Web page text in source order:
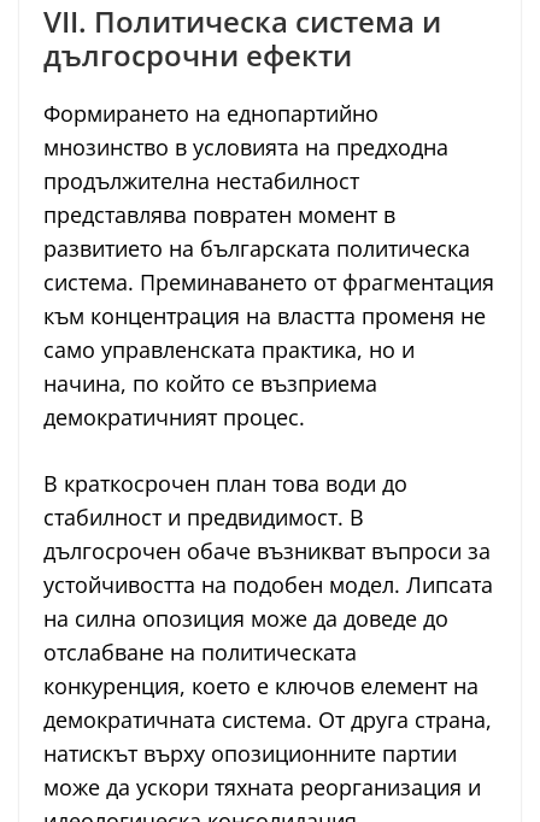
VII. Политическа система и
дългосрочни ефекти
Формирането на еднопартийно
мнозинство в условията на предходна
продължителна нестабилност
представлява повратен момент в
развитието на българската политическа
система. Преминаването от фрагментация
към концентрация на властта променя не
само управленската практика, но и
начина, по който се възприема
демократичният процес.
В краткосрочен план това води до
стабилност и предвидимост. В
дългосрочен обаче възникват въпроси за
устойчивостта на подобен модел. Липсата
на силна опозиция може да доведе до
отслабване на политическата
конкуренция, което е ключов елемент на
демократичната система. От друга страна,
натискът върху опозиционните партии
може да ускори тяхната реорганизация и